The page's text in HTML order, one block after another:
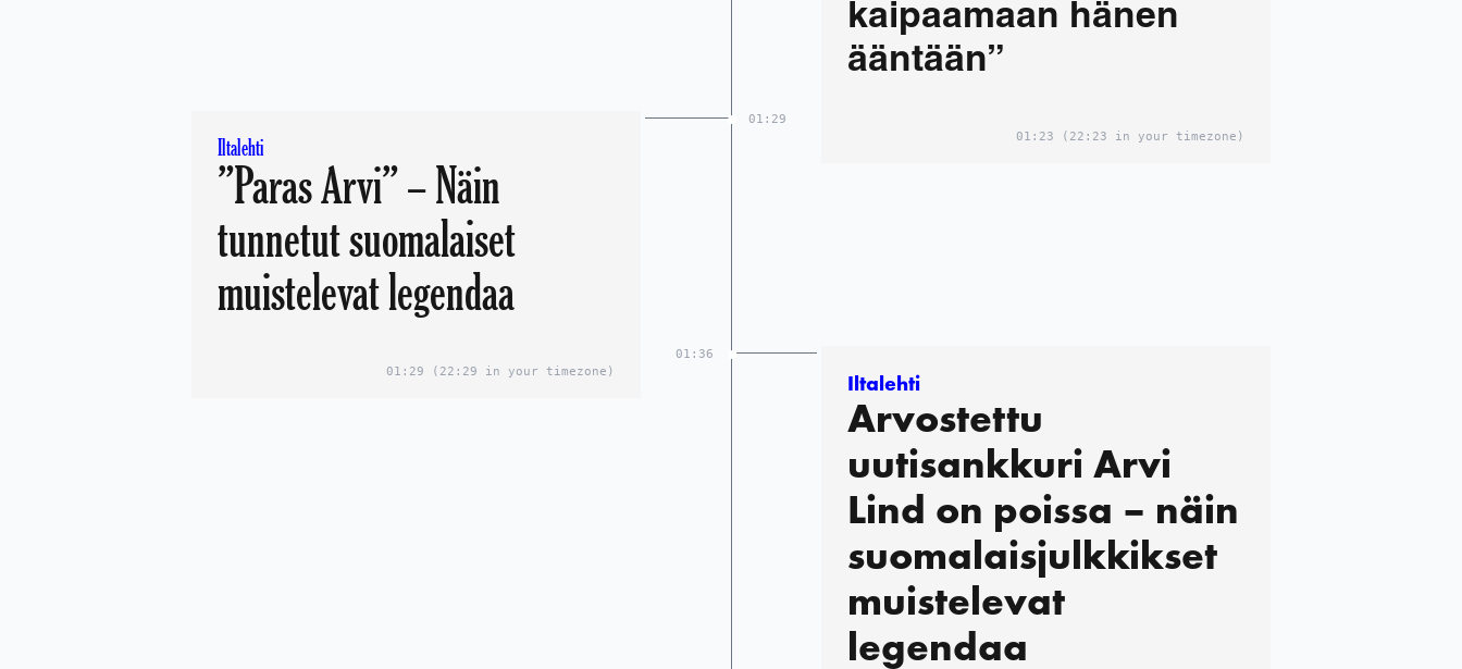
kaipaamaan hänen
ääntään”
01:23 (22:23 in your timezone)
01:29
Iltalehti
”Paras Arvi” – Näin
tunnetut suomalaiset
muistelevat legendaa
01:29 (22:29 in your timezone)
01:36
Iltalehti
Arvostettu
uutisankkuri Arvi
Lind on poissa – näin
suomalaisjulkkikset
muistelevat
legendaa